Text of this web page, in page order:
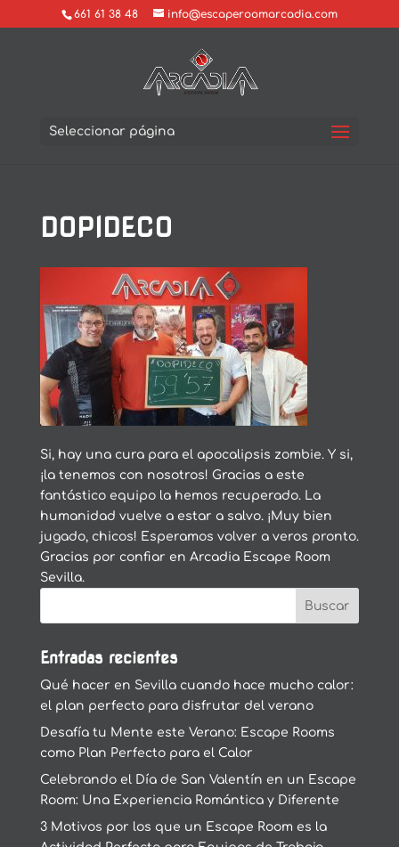
661 61 38 48 info@escaperoomarcadia.com
Seleccionar página
DOPIDECO
Si, hay una cura para el apocalipsis zombie. Y si,
¡la tenemos con nosotros! Gracias a este
fantástico equipo la hemos recuperado. La
humanidad vuelve a estar a salvo. ¡Muy bien
jugado, chicos! Esperamos volver a veros pronto.
Gracias por confiar en Arcadia Escape Room
Sevilla.
Entradas recientes
Qué hacer en Sevilla cuando hace mucho calor:
el plan perfecto para disfrutar del verano
Desafía tu Mente este Verano: Escape Rooms
como Plan Perfecto para el Calor
Celebrando el Día de San Valentín en un Escape
Room: Una Experiencia Romántica y Diferente
3 Motivos por los que un Escape Room es la